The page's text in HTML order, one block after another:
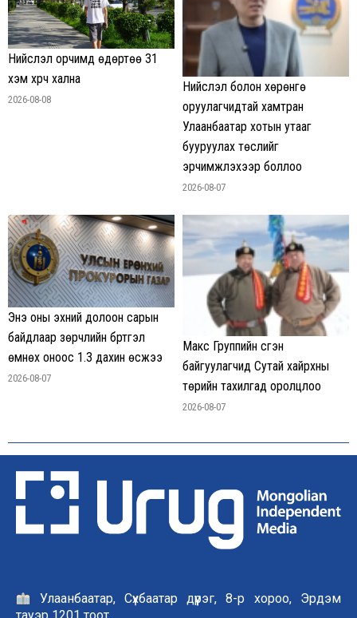
Нийслэл орчимд өдөртөө 31
хэм хүрч хална
2026-08-08
Нийслэл болон хөрөнгө
оруулагчидтай хамтран
Улаанбаатар хотын утааг
бууруулах төслийг
эрчимжүүлэхээр боллоо
2026-08-07
Энэ оны эхний долоон сарын
байдлаар зөрчлийн бүртгэл
өмнөх оноос 1.3 дахин өсжээ
2026-08-07
Макс Группийн үүсгэн
байгуулагчид Сутай хайрхны
төрийн тахилгад оролцлоо
2026-08-07
Улаанбаатар, Сүхбаатар дүүрэг, 8-р хороо, Эрдэм